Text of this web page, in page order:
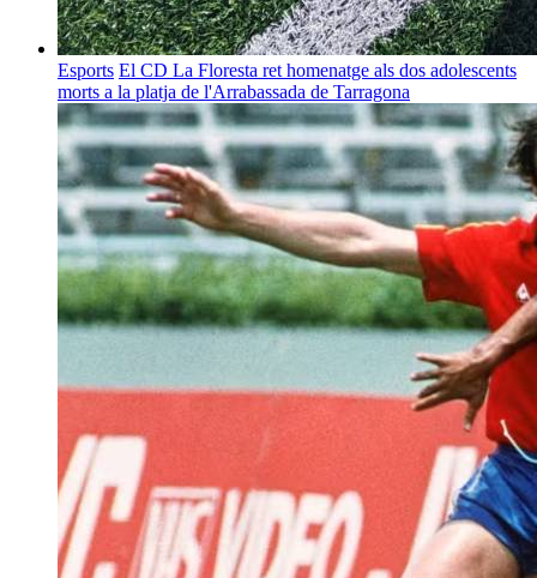
Esports El CD La Floresta ret homenatge als dos adolescents
morts a la platja de l'Arrabassada de Tarragona